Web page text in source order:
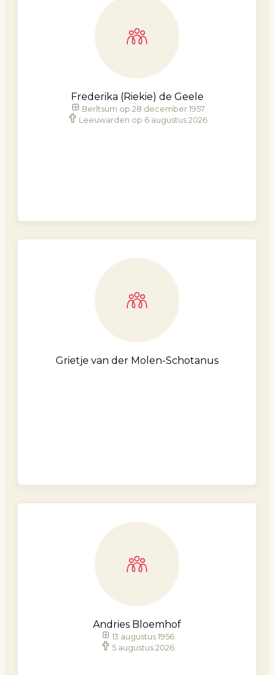
Frederika (Riekie) de Geele
Berltsum op 28 december 1957
Leeuwarden op 6 augustus 2026
Grietje van der Molen-Schotanus
Andries Bloemhof
13 augustus 1956
5 augustus 2026